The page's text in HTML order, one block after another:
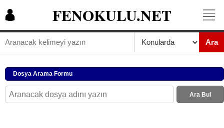
FENOKULU.NET
Ara
Dosya Arama Formu
Ara Bul